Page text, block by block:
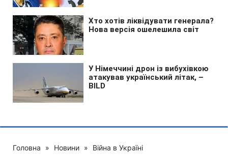
Головна » Новини » Війна в Україні